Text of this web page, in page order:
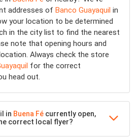
addresses of Banco Guayaquil in
your location to be determined
in the city list to find the nearest
note that opening hours and
Always check the store
for the correct
head out.
in Buena Fé currently open,
correct local flyer?